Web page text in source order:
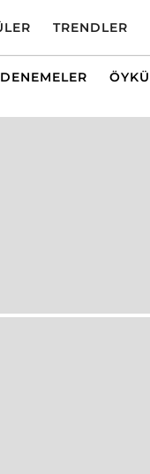
TRENDLER
DENEMELER ÖYKÜ